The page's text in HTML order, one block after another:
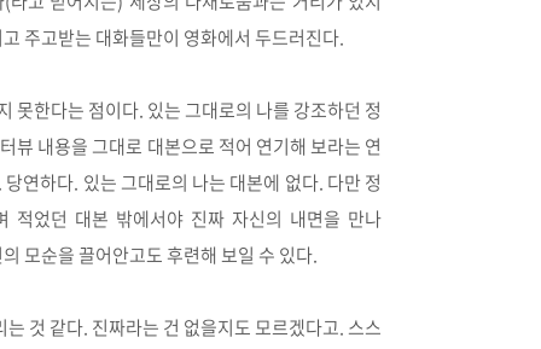
주고받는 대화들만이 영화에서 두드러진다.
못한다는 점이다. 있는 그대로의 나를 강조하던 정
뷰 내용을 그대로 대본으로 적어 연기해 보라는 연
연하다. 있는 그대로의 나는 대본에 없다. 다만 정
적었던 대본 밖에서야 진짜 자신의 내면을 만나
모순을 끌어안고도 후련해 보일 수 있다.
것 같다. 진짜라는 건 없을지도 모르겠다고. 스스